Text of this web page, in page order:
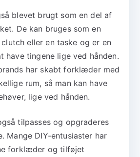
blevet brugt som en del af
De kan bruges som en
eller en taske og er en
have tingene lige ved hånden.
har skabt forklæder med
rum, så man kan have
lige ved hånden.
tilpasses og opgraderes
Mange DIY-entusiaster har
forklæder og tilføjet